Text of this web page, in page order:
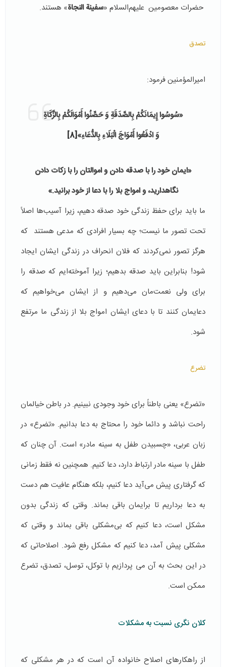
حضرات معصومين علیهم‌السلام «سفينة النجاة» هستند.
تصدق
امیرالمؤمنین فرمود:
«سُوسُوا إِيمَانَكُمْ بِالصَّدَقَةِ وَ حَصِّنُوا أَمْوَالَكُمْ بِالزَّكَاةِ
وَ ادْفَعُوا أَمْوَاجَ الْبَلَاءِ بِالدُّعَاءِ»[8]
«ايمان خود را با صدقه دادن و اموالتان را با زكات دادن
نگاهداريد، و امواج بلا را با دعا از خود برانيد.»
ما باید برای حفظ زندگی‌ خود صدقه دهیم، زیرا آسیب‌ها اصلاً
تحت تصور ما نیست؛ چه بسیار افرادی که مدعی هستند که
هرگز تصور نمی‌کردند که فلان انحراف در زندگی ایشان ایجاد
شود! بنابراین بايد صدقه بدهيم؛ زیرا آموخته‌ایم که صدقه را
برای ولی نعمت‌مان می‌دهیم و از ايشان می‌خواهيم كه
دعايمان كنند تا با دعای ایشان امواج بلا از زندگی ما مرتفع
شود.
تضرع
«تضرع» یعنی باطناً برای خود وجودی نبینیم. در باطن خیالمان
راحت نباشد و دائما خود را محتاج به دعا بدانیم. «تضرع» در
زبان عربی، «چسبیدن طفل به سینه مادر» است. آن چنان که
طفل با سینه مادر ارتباط دارد، دعا كنیم. همچنین نه فقط زمانی
که گرفتاری پیش می‌آید دعا کنیم، بلکه هنگام عافیت هم دست
به دعا برداریم تا برایمان باقی بماند. وقتی که زندگی بدون
مشكل است، دعا كنیم که بی‌مشكلی باقی بماند و وقتی که
مشكلی پيش آمد، دعا كنیم که مشكل رفع شود. اصلاحاتی که
در این بحث به آن می پردازیم با توكل، توسل، تصدق، تضرع
ممکن است.
کلان نگری نسبت به مشکلات
از راهکارهای اصلاح خانواده آن است که در هر مشکلی که